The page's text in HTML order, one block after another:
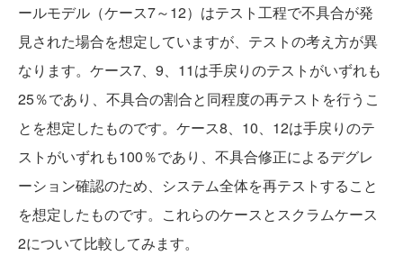
ールモデル（ケース7～12）はテスト工程で不具合が発
見された場合を想定していますが、テストの考え方が異
なります。ケース7、9、11は手戻りのテストがいずれも
25％であり、不具合の割合と同程度の再テストを行うこ
とを想定したものです。ケース8、10、12は手戻りのテ
ストがいずれも100％であり、不具合修正によるデグレ
ーション確認のため、システム全体を再テストすること
を想定したものです。これらのケースとスクラムケース
2について比較してみます。